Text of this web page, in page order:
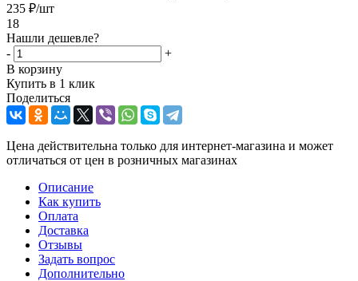
235 ₽/шт
18
Нашли дешевле?
-
+
В корзину
Купить в 1 клик
Поделиться
Цена действительна только для интернет-магазина и может
отличаться от цен в розничных магазинах
Описание
Как купить
Оплата
Доставка
Отзывы
Задать вопрос
Дополнительно